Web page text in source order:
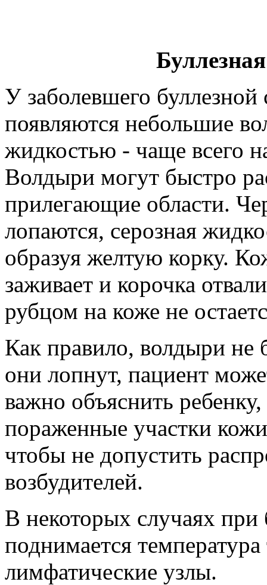
У заболевшего буллезной
появляются небольшие
жидкостью - чаще всего
Волдыри могут быстро
прилегающие области.
лопаются, серозная
образуя желтую корку.
заживает и корочка
рубцом на коже не
Как правило, волдыри не
они лопнут, пациент
важно объяснить
пораженные участки
чтобы не допустить
возбудителей.
В некоторых случаях при
поднимается
лимфатические узлы.